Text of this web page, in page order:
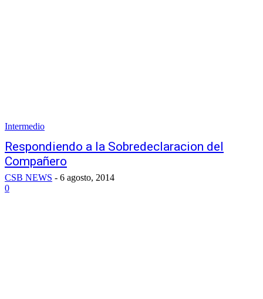
Intermedio
Respondiendo a la Sobredeclaracion del
Compañero
CSB NEWS - 6 agosto, 2014
0